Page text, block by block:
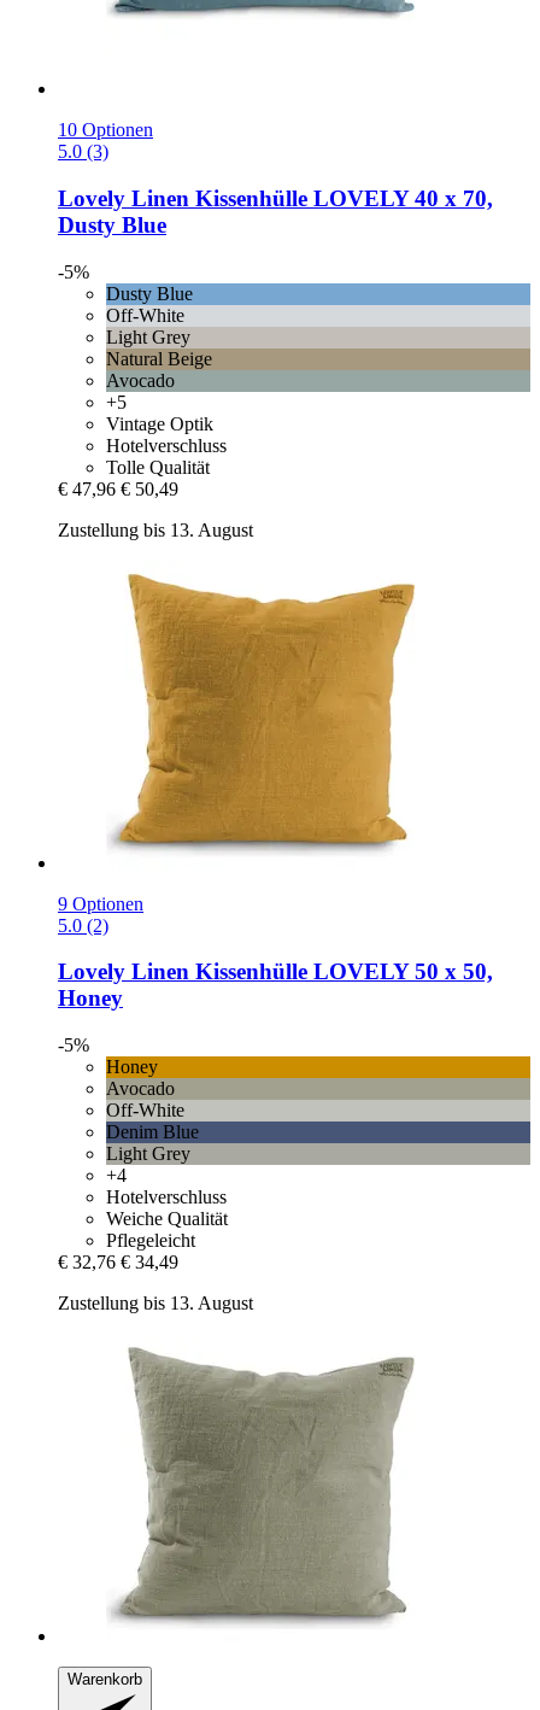
10 Optionen
5.0 (3)
Lovely Linen Kissenhülle LOVELY 40 x 70,
Dusty Blue
-5%
Dusty Blue
Off-White
Light Grey
Natural Beige
Avocado
+5
Vintage Optik
Hotelverschluss
Tolle Qualität
€ 47,96 € 50,49
Zustellung bis 13. August
9 Optionen
5.0 (2)
Lovely Linen Kissenhülle LOVELY 50 x 50,
Honey
-5%
Honey
Avocado
Off-White
Denim Blue
Light Grey
+4
Hotelverschluss
Weiche Qualität
Pflegeleicht
€ 32,76 € 34,49
Zustellung bis 13. August
Warenkorb